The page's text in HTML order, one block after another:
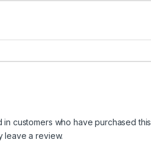
in customers who have purchased this
leave a review.